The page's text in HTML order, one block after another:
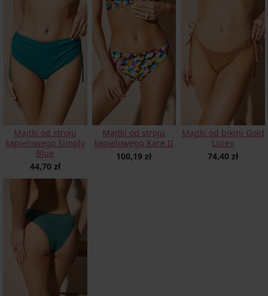
Majtki od stroju
kąpielowego Simply
Blue
44,70 zł
Majtki od stroju
kąpielowego Kare II
100,19 zł
Majtki od bikini Gold
Lurex
74,40 zł